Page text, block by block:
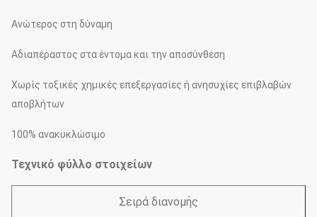
Ανώτερος στη δύναμη
Αδιαπέραστος στα έντομα και την αποσύνθεση
Χωρίς τοξικές χημικές επεξεργασίες ή ανησυχίες επιβλαβών
αποβλήτων
100% ανακυκλώσιμο
Τεχνικό φύλλο στοιχείων
Σειρά διανομής